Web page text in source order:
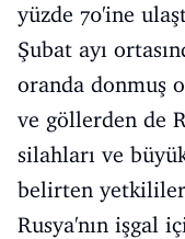
yüzde 70'ine
Şubat ayı
oranda donmuş
ve göllerden de
silahları ve
belirten
Rusya'nın işgal